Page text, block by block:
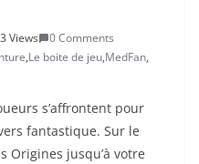
Views
0 Comments
,Le boite de jeu,MedFan,
s’affrontent pour
fantastique. Sur le
Origines jusqu’à votre